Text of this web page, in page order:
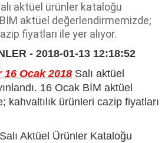
aktüel ürünler kataloğu
BİM aktüel değerlendirmemizde;
fiyatları ile yer alıyor.
- 2018-01-13 12:18:52
Ocak 2018 Salı aktüel
16 Ocak BİM aktüel
kahvaltılık ürünleri cazip fiyatları
Salı Aktüel Ürünler Kataloğu